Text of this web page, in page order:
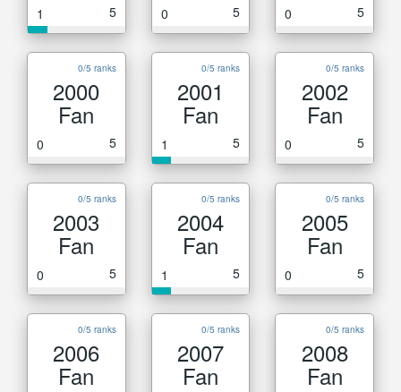
1 5 0 5 0 5
0/5 ranks
2000
Fan
0 5
0/5 ranks
2001
Fan
1 5
0/5 ranks
2002
Fan
0 5
0/5 ranks
2003
Fan
0 5
0/5 ranks
2004
Fan
1 5
0/5 ranks
2005
Fan
0 5
0/5 ranks
2006
Fan
0/5 ranks
2007
Fan
0/5 ranks
2008
Fan